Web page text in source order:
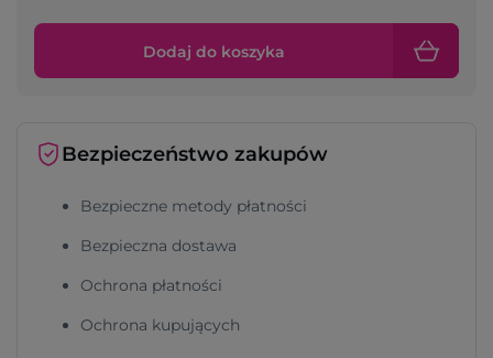
Dodaj do koszyka
Bezpieczeństwo zakupów
Bezpieczne metody płatności
Bezpieczna dostawa
Ochrona płatności
Ochrona kupujących